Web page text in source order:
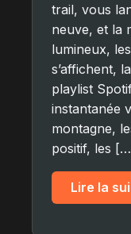
trail, vous
neuve, et la
lumineux,
s’affichent,
playlist
instantanée
montagne,
positif, les
Lire la